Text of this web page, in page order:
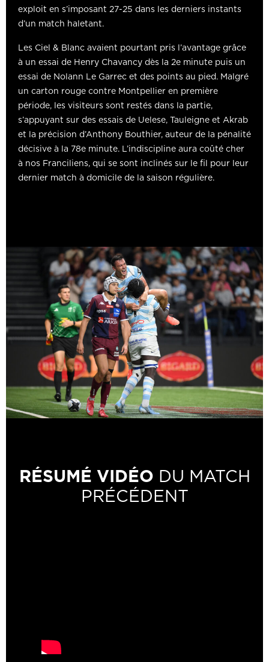
exploit en s’imposant 27-25 dans les derniers instants
d’un match haletant.
Les Ciel & Blanc avaient pourtant pris l’avantage grâce
à un essai de Henry Chavancy dès la 2e minute puis un
essai de Nolann Le Garrec et des points au pied. Malgré
un carton rouge contre Montpellier en première
période, les visiteurs sont restés dans la partie,
s’appuyant sur des essais de Uelese, Tauleigne et Akrab
et la précision d’Anthony Bouthier, auteur de la pénalité
décisive à la 78e minute. L’indiscipline aura coûté cher
à nos Franciliens, qui se sont inclinés sur le fil pour leur
dernier match à domicile de la saison régulière.
RÉSUMÉ VIDÉO DU MATCH
PRÉCÉDENT